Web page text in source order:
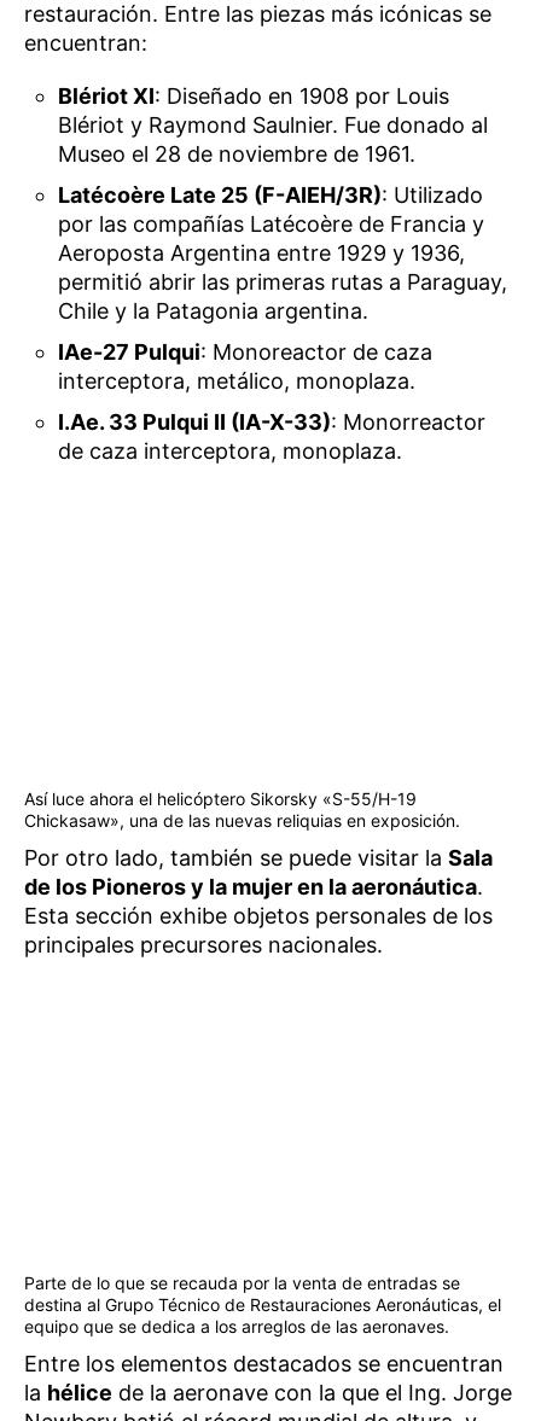
restauración. Entre las piezas más icónicas se
encuentran:
Blériot XI: Diseñado en 1908 por Louis
Blériot y Raymond Saulnier. Fue donado al
Museo el 28 de noviembre de 1961.
Latécoère Late 25 (F-AIEH/3R): Utilizado
por las compañías Latécoère de Francia y
Aeroposta Argentina entre 1929 y 1936,
permitió abrir las primeras rutas a Paraguay,
Chile y la Patagonia argentina.
IAe-27 Pulqui: Monoreactor de caza
interceptora, metálico, monoplaza.
I.Ae. 33 Pulqui II (IA-X-33): Monorreactor
de caza interceptora, monoplaza.
Así luce ahora el helicóptero Sikorsky «S-55/H-19
Chickasaw», una de las nuevas reliquias en exposición.
Por otro lado, también se puede visitar la Sala
de los Pioneros y la mujer en la aeronáutica.
Esta sección exhibe objetos personales de los
principales precursores nacionales.
Parte de lo que se recauda por la venta de entradas se
destina al Grupo Técnico de Restauraciones Aeronáuticas, el
equipo que se dedica a los arreglos de las aeronaves.
Entre los elementos destacados se encuentran
la hélice de la aeronave con la que el Ing. Jorge